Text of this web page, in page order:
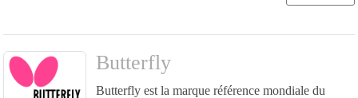
Butterfly
Butterfly est la marque référence mondiale du